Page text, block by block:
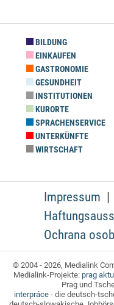
BILDUNG
EINKAUFEN
GASTRONOMIE
GESUNDHEIT
INSTITUTIONEN
KURORTE
SPRACHENSERVICE
UNTERKÜNFTE
WIRTSCHAFT
Impressum
Ochrana
© 2004 - 2026, Medialink
Medialink-Projekte: prag
Prag und
interpráce- die deutsch-